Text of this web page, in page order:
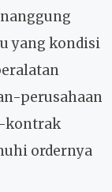
yang kondisi
perusahaan
kontrak
ordernya